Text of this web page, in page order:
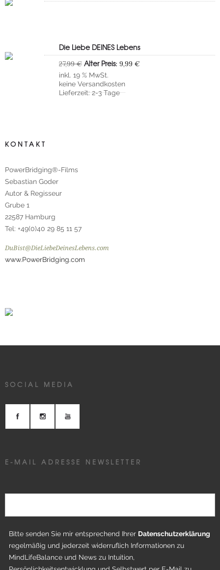
Die Liebe DEINES Lebens
27,99€ Ursprünglicher
Preis
war:
27,99 €
Alter Preis: 9,99 €
inkl. 19 % MwSt.
keine Versandkosten
Lieferzeit:2-3 Tage
KONTAKT
PowerBridging®-Films
Sebastian Goder
Autor & Regisseur
Grube 1
22587 Hamburg
Tel: +49(0)40 29 85 11 57
DuBist@DieLiebeDeinesLebens.com
www.PowerBridging.com
SOCIAL MEDIA
E-MAIL ADRESSE NEWSLETTER
Bitte senden Sie mir entsprechend Ihrer Datenschutzerklärung
regelmäßig und jederzeit widerruflich Informationen zu
MindLifeBalance und News zu Intuition,